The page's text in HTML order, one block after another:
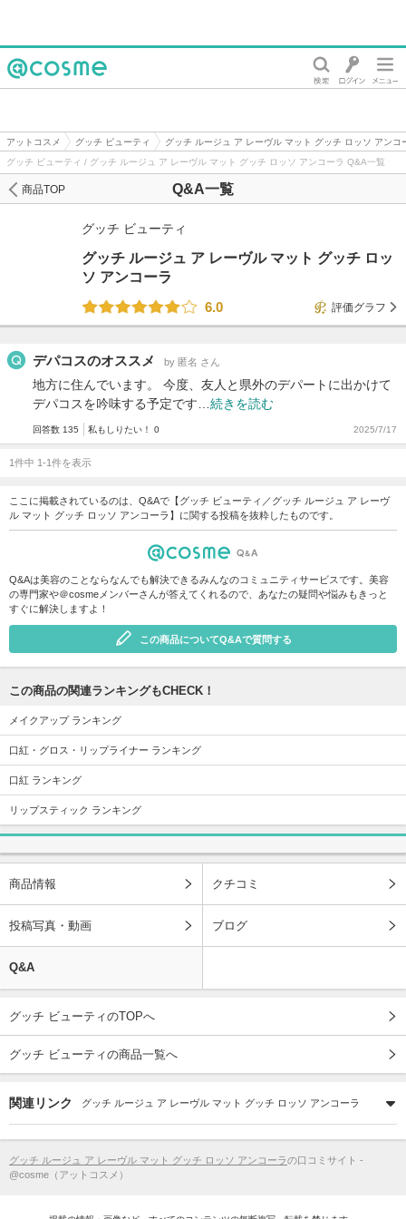
アットコスメ グッチ ビューティ
グッチ ルージュ ア レーヴル マット グッチ ロッソ アンコ
グッチ ビューティ / グッチ ルージュ ア レーヴル マット グッチ ロッソ アンコーラ Q&A一覧
Q&A一覧
商品TOP
グッチ ビューティ
グッチ ルージュ ア レーヴル マット グッチ ロッ
ソ アンコーラ
6.0
評価グラフ
デパコスのオススメ by 匿名 さん
地方に住んでいます。 今度、友人と県外のデパートに出かけて
デパコスを吟味する予定です… 続きを読む
回答数 135 私もしりたい！ 0 2025/7/17
1件中 1-1件を表示
ここに掲載されているのは、Q&Aで【グッチ ビューティ／グッチ ルージュ ア レーヴ
ル マット グッチ ロッソ アンコーラ】に関する投稿を抜粋したものです。
Q&Aは美容のことならなんでも解決できるみんなのコミュニティサービスです。美容
の専門家や＠cosmeメンバーさんが答えてくれるので、あなたの疑問や悩みもきっと
すぐに解決しますよ！
この商品についてQ&Aで質問する
この商品の関連ランキングもCHECK！
メイクアップ ランキング
口紅・グロス・リップライナー ランキング
口紅 ランキング
リップスティック ランキング
商品情報 クチコミ
投稿写真・動画 ブログ
Q&A
グッチ ビューティのTOPへ
グッチ ビューティの商品一覧へ
関連リンク グッチ ルージュ ア レーヴル マット グッチ ロッソ アンコーラ
グッチ ルージュ ア レーヴル マット グッチ ロッソ アンコーラの口コミサイト -
@cosme（アットコスメ）